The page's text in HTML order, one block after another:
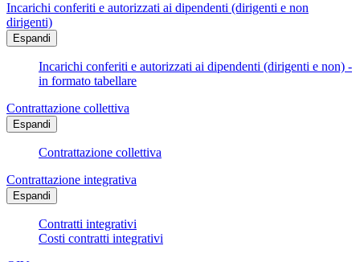
Incarichi conferiti e autorizzati ai dipendenti (dirigenti e non
dirigenti)
Espandi
Incarichi conferiti e autorizzati ai dipendenti (dirigenti e non) -
in formato tabellare
Contrattazione collettiva
Espandi
Contrattazione collettiva
Contrattazione integrativa
Espandi
Contratti integrativi
Costi contratti integrativi